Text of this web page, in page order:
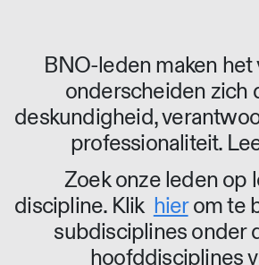
BNO-leden maken het
onderscheiden zich
deskundigheid,
professionaliteit.
Zoek onze leden op
discipline. Klik hierom te
subdisciplines onder
hoofddisciplines